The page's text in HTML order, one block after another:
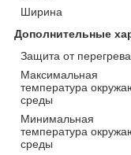
Ширина
Дополнительные
Защита от перегрева
Максимальная
температура
среды
Минимальная
температура
среды